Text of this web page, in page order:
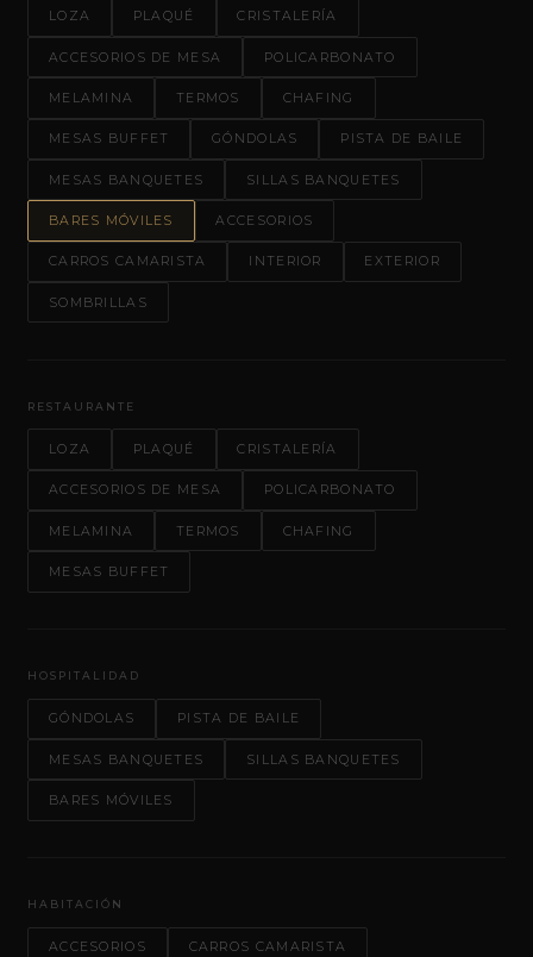
LOZA PLAQUÉ CRISTALERÍA
ACCESORIOS DE MESA POLICARBONATO
MELAMINA TERMOS CHAFING
MESAS BUFFET GÓNDOLAS PISTA DE BAILE
MESAS BANQUETES SILLAS BANQUETES
BARES MÓVILES ACCESORIOS
CARROS CAMARISTA INTERIOR EXTERIOR
SOMBRILLAS
RESTAURANTE
LOZA PLAQUÉ CRISTALERÍA
ACCESORIOS DE MESA POLICARBONATO
MELAMINA TERMOS CHAFING
MESAS BUFFET
HOSPITALIDAD
GÓNDOLAS PISTA DE BAILE
MESAS BANQUETES SILLAS BANQUETES
BARES MÓVILES
HABITACIÓN
ACCESORIOS CARROS CAMARISTA